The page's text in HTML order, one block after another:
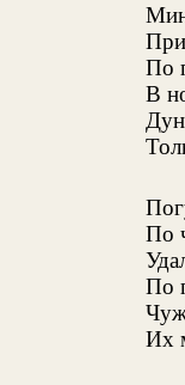
По
В
По
По
Их